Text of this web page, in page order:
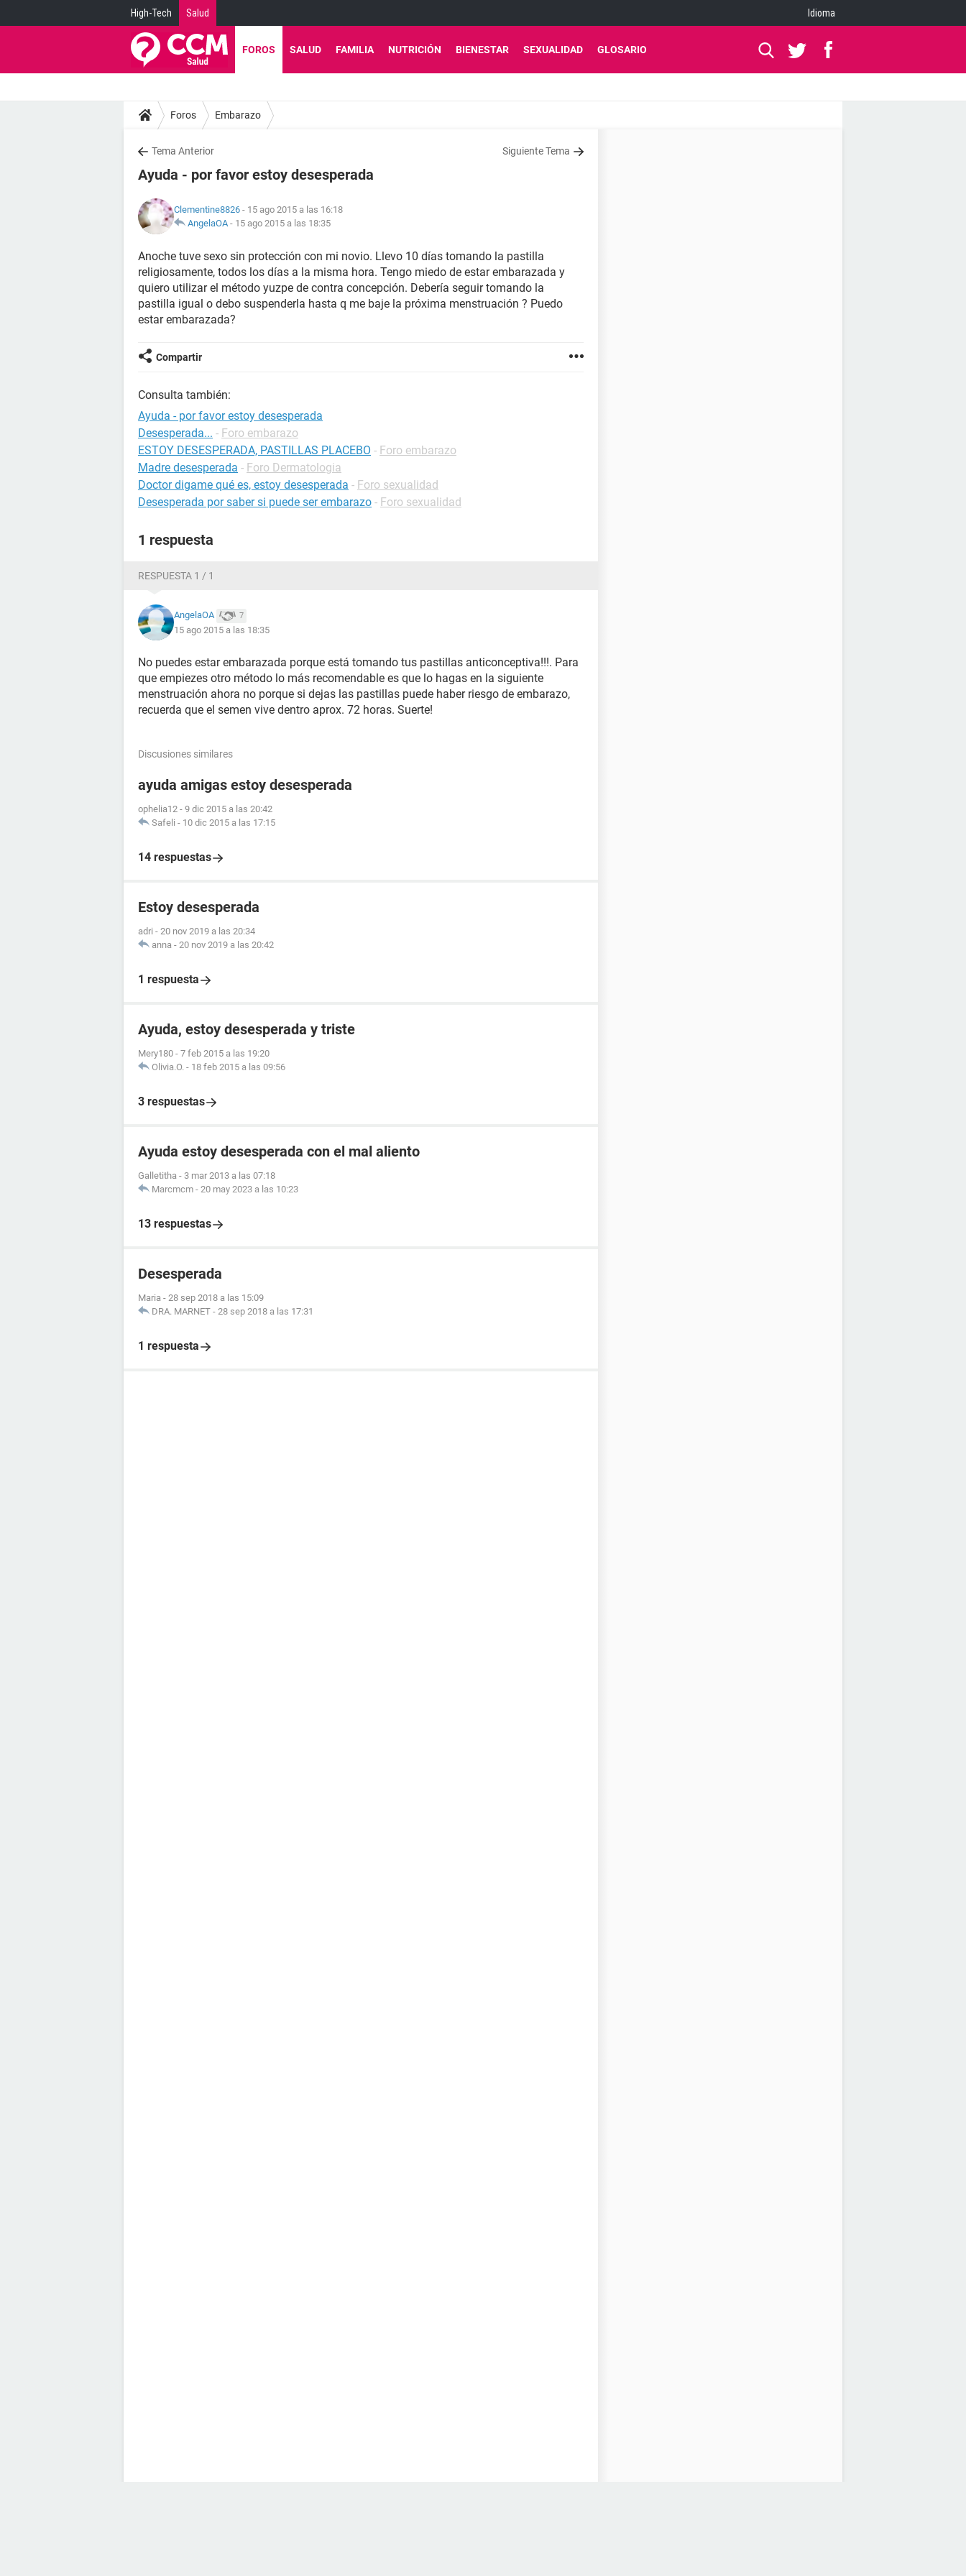
High-Tech Salud Idioma
FOROS SALUD FAMILIA NUTRICIÓN BIENESTAR SEXUALIDAD GLOSARIO
Foros Embarazo
Tema Anterior Siguiente Tema
Ayuda - por favor estoy desesperada
Clementine8826 - 15 ago 2015 a las 16:18
AngelaOA- 15 ago 2015 a las 18:35
Anoche tuve sexo sin protección con mi novio. Llevo 10 días tomando la pastilla
religiosamente, todos los días a la misma hora. Tengo miedo de estar embarazada y
quiero utilizar el método yuzpe de contra concepción. Debería seguir tomando la
pastilla igual o debo suspenderla hasta q me baje la próxima menstruación ? Puedo
estar embarazada?
Compartir
Consulta también:
Ayuda - por favor estoy desesperada
Desesperada... - Foro embarazo
ESTOY DESESPERADA, PASTILLAS PLACEBO - Foro embarazo
Madre desesperada - Foro Dermatologia
Doctor digame qué es, estoy desesperada - Foro sexualidad
Desesperada por saber si puede ser embarazo - Foro sexualidad
1 respuesta
RESPUESTA 1 / 1
AngelaOA 7
15 ago 2015 a las 18:35
No puedes estar embarazada porque está tomando tus pastillas anticonceptiva!!!. Para
que empiezes otro método lo más recomendable es que lo hagas en la siguiente
menstruación ahora no porque si dejas las pastillas puede haber riesgo de embarazo,
recuerda que el semen vive dentro aprox. 72 horas. Suerte!
Discusiones similares
ayuda amigas estoy desesperada
ophelia12 - 9 dic 2015 a las 20:42
Safeli - 10 dic 2015 a las 17:15
14 respuestas
Estoy desesperada
adri - 20 nov 2019 a las 20:34
anna - 20 nov 2019 a las 20:42
1 respuesta
Ayuda, estoy desesperada y triste
Mery180 - 7 feb 2015 a las 19:20
Olivia.O. - 18 feb 2015 a las 09:56
3 respuestas
Ayuda estoy desesperada con el mal aliento
Galletitha - 3 mar 2013 a las 07:18
Marcmcm - 20 may 2023 a las 10:23
13 respuestas
Desesperada
Maria - 28 sep 2018 a las 15:09
DRA. MARNET - 28 sep 2018 a las 17:31
1 respuesta